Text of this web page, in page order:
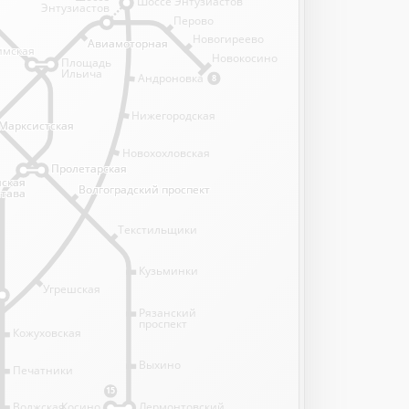
8
15
Андроновка
Нижегородская
Новохохловская
Угрешская
Текстильщики
Кузьминки
Рязанский
проспект
Выхино
Лермонтовский
Кожуховская
Печатники
Волжская
Перово
Новогиреево
Новокосино
Площадь
Ильича
Пролетарская
Пролетарская
Волгоградский проспект
Волгоградский проспект
Авиамоторная
Авиамоторная
Энтузиастов
Косино